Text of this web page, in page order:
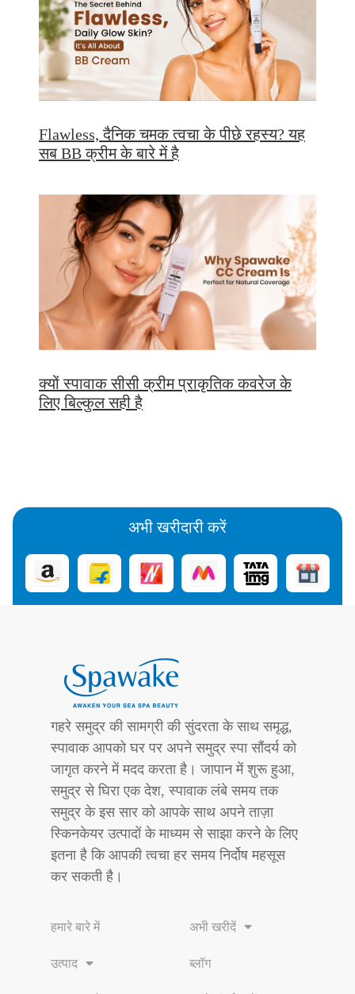
Flawless, दैनिक चमक त्वचा के पीछे रहस्य? यह
सब BB क्रीम के बारे में है
क्यों स्पावाक सीसी क्रीम प्राकृतिक कवरेज के
लिए बिल्कुल सही है
अभी खरीदारी करें
गहरे समुद्र की सामग्री की सुंदरता के साथ समृद्ध,
स्पावाक आपको घर पर अपने समुद्र स्पा सौंदर्य को
जागृत करने में मदद करता है। जापान में शुरू हुआ,
समुद्र से घिरा एक देश, स्पावाक लंबे समय तक
समुद्र के इस सार को आपके साथ अपने ताज़ा
स्किनकेयर उत्पादों के माध्यम से साझा करने के लिए
इतना है कि आपकी त्वचा हर समय निर्दोष महसूस
कर सकती है।
हमारे बारे में
उत्पाद
अभी खरीदें
ब्लॉग